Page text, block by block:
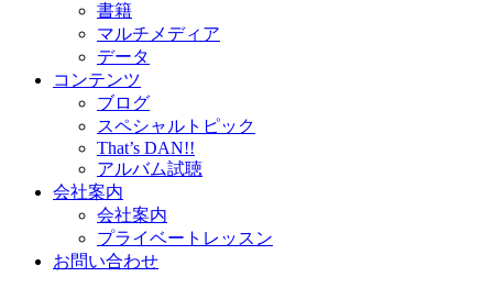
書籍
マルチメディア
データ
コンテンツ
ブログ
スペシャルトピック
That’s DAN!!
アルバム試聴
会社案内
会社案内
プライベートレッスン
お問い合わせ